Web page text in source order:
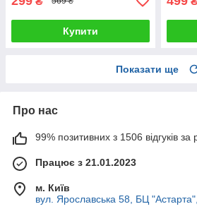
Купити
Показати ще
Про нас
99% позитивних з 1506 відгуків за
Працює з 21.01.2023
м. Київ
вул. Ярославська 58, БЦ